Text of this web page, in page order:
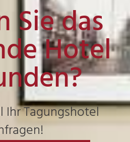
Sie das
Hotel
Ihr Tagungshotel